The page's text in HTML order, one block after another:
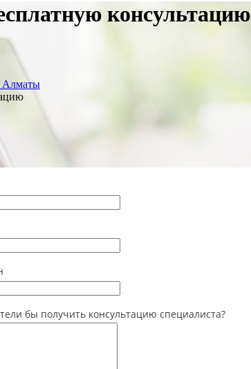
консультацию
Алматы
бы получить консультацию специалиста?